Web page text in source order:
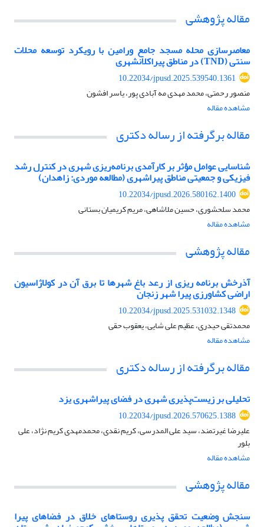
مقاله پژوهشی
معاصرسازی محله مسجد جامع ورامین با رویکرد توسعه محلات
سنتی (TND) در مناطق پیراکلانشهری
10.22034/jpusd.2025.539540.1361
منصور رحمتی، محمد مهدی مه آبادی پور، یاسر افشون
مشاهده مقاله
مقاله برگرفته از رساله دکتری
شناسایی عوامل مؤثر بر کارآمدی برنامه‌ریزی شهری در کنترل رشد
فیزیکی و جمعیتی مناطق پیراشهری (مطالعه موردی: زاهدان)
10.22034/jpusd.2026.580162.1400
محمد سلحشوری، حسین ملاشاهی، مریم کریمیان بستانی
مشاهده مقاله
مقاله پژوهشی
آذرخش برنامه ریزی از رعد باغ شهرها تا برق آن در کولاژاسیون
اراضی کشاورزی پیرا شهر زنجان
10.22034/jpusd.2025.531032.1348
محمدتقی حیدری، عظیم علی شایی، یعقوب حقی
مشاهده مقاله
مقاله برگرفته از رساله دکتری
تحلیلی بر زیست‌پذیری شهری در فضای پیراشهری یزد
10.22034/jpusd.2026.570625.1388
علیرضا غیرتمند، سید علی المدرسی، کریم نقدی، محمدمهدی کریم نژاد، علی
بلور
مشاهده مقاله
مقاله پژوهشی
سنجش وضعیت تحقق پذیری روستاهای خلاق در فضاهای پیرا